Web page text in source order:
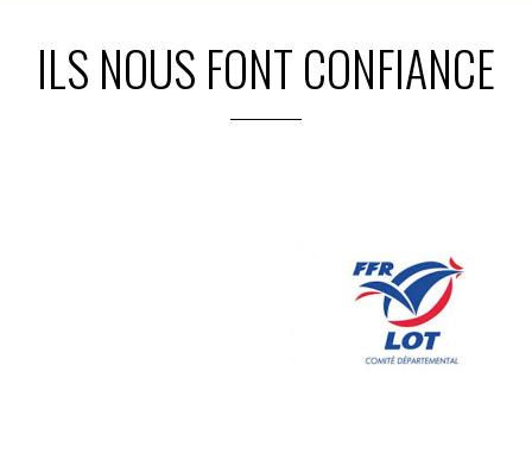
ILS NOUS FONT CONFIANCE